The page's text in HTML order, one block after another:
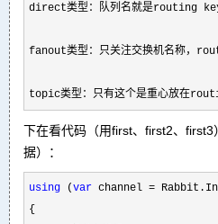
direct类型：队列名就是routing key
fanout类型：只关注交换机名称，
topic类型：只有这个是重心放在
下在看代码（用first、first2、
据）：
using (var channel =
{